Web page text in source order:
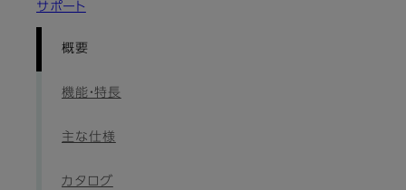
サポート
概要
機能・特長
主な仕様
カタログ